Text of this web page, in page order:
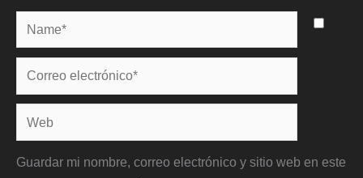
Name*
Correo
electrónico*
Web
Guardar mi nombre, correo electrónico y sitio web en este